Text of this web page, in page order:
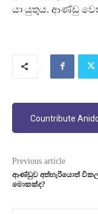
යා යුතුය. ආණ්ඩු
Countribute
Previous article
ආණ්ඩුව අත්හැරියොත්
මොකක්ද?